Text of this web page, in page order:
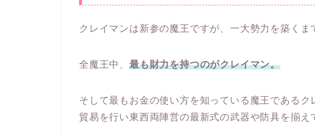
クレイマンは新参の魔王ですが、一大勢力を築くま
全魔王中、 最も財力を持つのがクレイマン。
そして最もお金の使い方を知っている魔王である
貿易を行い東西両陣営の最新式の武器や防具を揃え